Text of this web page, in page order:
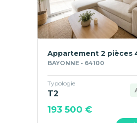
Appartement 2 pièces
BAYONNE - 64100
Typologie
T2
193 500 €